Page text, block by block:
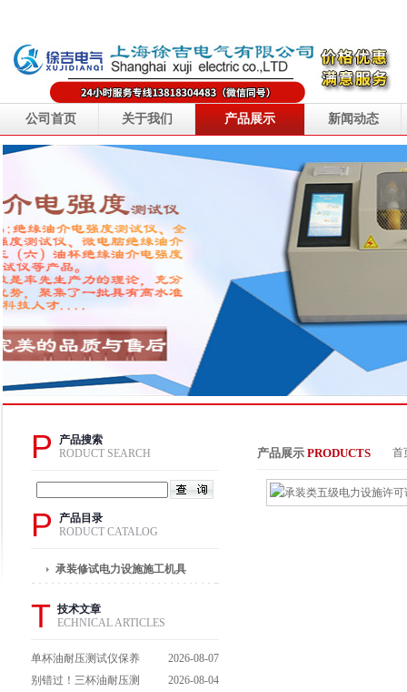
公司首页 关于我们 产品展示 新闻动态
P
产品搜索
RODUCT SEARCH
P
产品目录
RODUCT CATALOG
承装修试电力设施施工机具
T 技术文章
ECHNICAL ARTICLES
单杯油耐压测试仪保养
避坑指南：细节做到
2026-08-07
别错过！三杯油耐压测
2026-08-04
产品展示 PRODUCTS 首